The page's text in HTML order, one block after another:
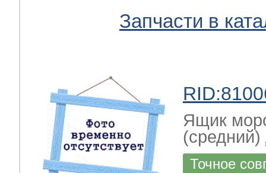
Запчасти в
Ящик
Точное